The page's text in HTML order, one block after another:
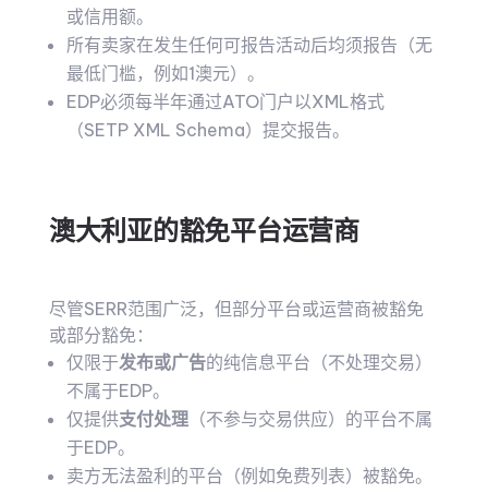
或信用额。
所有卖家在发生任何可报告活动后均须报告（无
最低门槛，例如1澳元）。
EDP必须每半年通过ATO门户以XML格式
（SETP XML Schema）提交报告。
澳大利亚的豁免平台运营商
尽管SERR范围广泛，但部分平台或运营商被豁免
或部分豁免：
仅限于发布或广告的纯信息平台（不处理交易）
不属于EDP。
仅提供支付处理（不参与交易供应）的平台不属
于EDP。
卖方无法盈利的平台（例如免费列表）被豁免。